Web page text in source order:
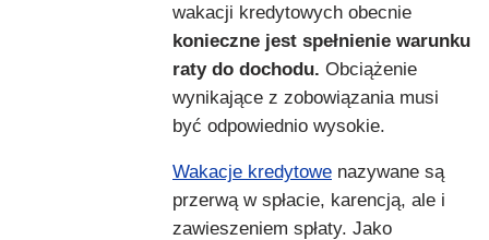
wakacji kredytowych obecnie
konieczne jest spełnienie warunku
raty do dochodu. Obciążenie
wynikające z zobowiązania musi
być odpowiednio wysokie.
Wakacje kredytowe nazywane są
przerwą w spłacie, karencją, ale i
zawieszeniem spłaty. Jako